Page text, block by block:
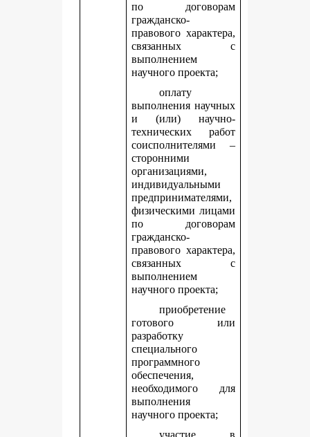
по договорам
гражданско-
правового характера,
связанных с
выполнением
научного проекта;
оплату
выполнения научных
и (или) научно-
технических работ
соисполнителями –
сторонними
организациями,
индивидуальными
предпринимателями,
физическими лицами
по договорам
гражданско-
правового характера,
связанных с
выполнением
научного проекта;
приобретение
готового или
разработку
специального
программного
обеспечения,
необходимого для
выполнения
научного проекта;
участие в